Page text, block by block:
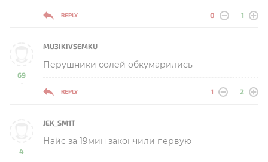
REPLY 0 1
69
-
MU3IKIVSEMKU
Перушники солей обкумарились
REPLY 1 2
4
-
JEK_SM1T
Найс за 19мин закончили первую